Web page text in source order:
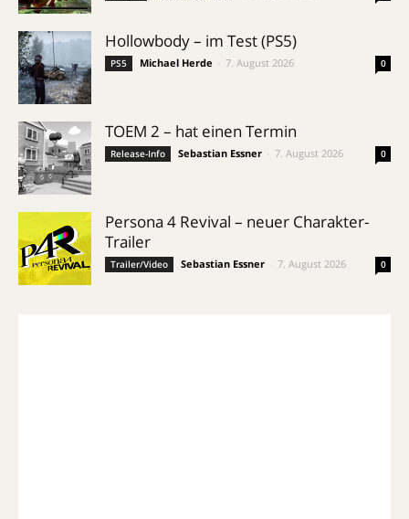
Hollowbody – im Test (PS5)
PS5 Michael Herde 7. August 2026 0
TOEM 2 – hat einen Termin
Release-Info Sebastian Essner 7. August 2026 0
Persona 4 Revival – neuer Charakter-
Trailer
Trailer/Video Sebastian Essner 7. August 2026 0